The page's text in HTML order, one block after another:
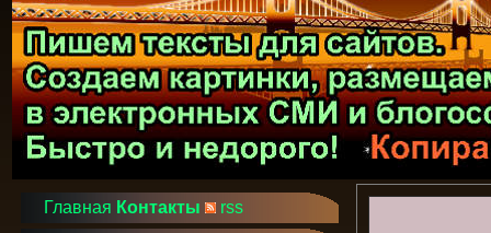
Главная Контакты rss